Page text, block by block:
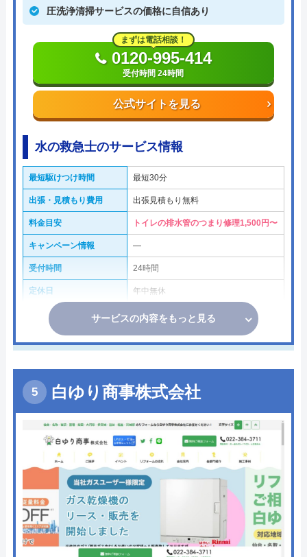
圧洗浄清掃サービスの価格に自信あり
公式サイトを見る
まずは電話相談！
0120-995-414
受付時間 24時間
水の救急士のサービス情報
最短駆けつけ時間 最短30分
出張・見積もり費用 出張見積もり無料
料金目安 トイレの排水管のつまり修理1,500円〜
キャンペーン情報 ―
受付時間 24時間
定休日 年中無休
サービスの内容をもっと見る
白ゆり商事株式会社